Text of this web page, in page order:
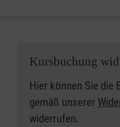
Kursbuchung
Hier können Sie die
gemäß unserer
widerrufen.